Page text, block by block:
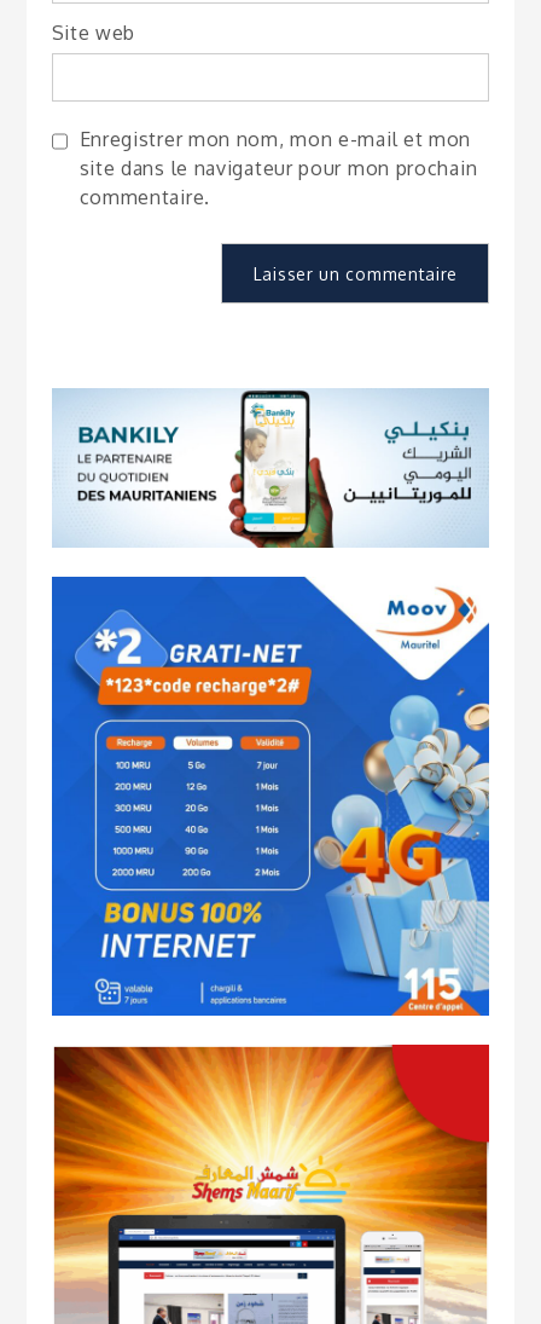
Site web
Enregistrer mon nom, mon e-mail et mon
site dans le navigateur pour mon prochain
commentaire.